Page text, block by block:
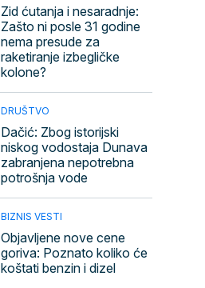
Zid ćutanja i nesaradnje:
Zašto ni posle 31 godine
nema presude za
raketiranje izbegličke
kolone?
DRUŠTVO
Dačić: Zbog istorijski
niskog vodostaja Dunava
zabranjena nepotrebna
potrošnja vode
BIZNIS VESTI
Objavljene nove cene
goriva: Poznato koliko će
koštati benzin i dizel